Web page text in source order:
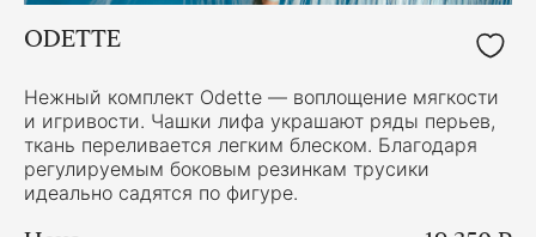
ODETTE
Нежный комплект Odette — воплощение мягкости
и игривости. Чашки лифа украшают ряды перьев,
ткань переливается легким блеском. Благодаря
регулируемым боковым резинкам трусики
идеально садятся по фигуре.